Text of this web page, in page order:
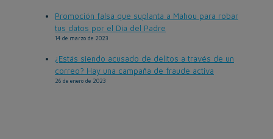
Promoción falsa que suplanta a Mahou para robar
tus datos por el Día del Padre
14 de marzo de 2023
¿Estás siendo acusado de delitos a través de un
correo? Hay una campaña de fraude activa
26 de enero de 2023